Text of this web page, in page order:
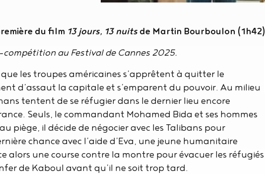
du film 13 jours, 13 nuits de Martin Bourboulon (1h42)
au Festival de Cannes 2025.
les troupes américaines s’apprêtent à quitter le
d’assaut la capitale et s’emparent du pouvoir. Au milieu
tentent de se réfugier dans le dernier lieu encore
Seuls, le commandant Mohamed Bida et ses hommes
piège, il décide de négocier avec les Talibans pour
chance avec l’aide d’Eva, une jeune humanitaire
une course contre la montre pour évacuer les réfugiés
de Kaboul avant qu’il ne soit trop tard.